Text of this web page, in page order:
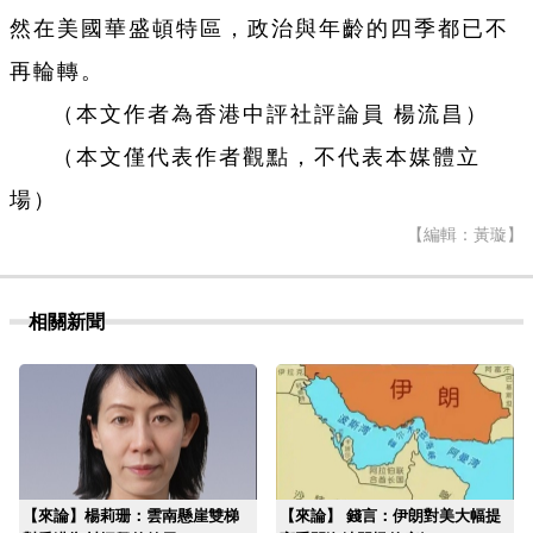
然在美國華盛頓特區，政治與年齡的四季都已不
再輪轉。
（本文作者為香港中評社評論員 楊流昌）
（本文僅代表作者觀點，不代表本媒體立
場）
【編輯：黃璇】
相關新聞
【來論】楊莉珊：雲南懸崖雙梯
【來論】 錢言：伊朗對美大幅提